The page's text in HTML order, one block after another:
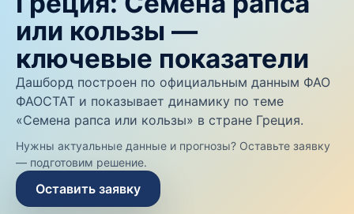
или кользы —
ключевые показатели
Дашборд построен по официальным данным ФАО
ФАОСТАТ и показывает динамику по теме
«Семена рапса или кользы» в стране Греция.
Нужны актуальные данные и прогнозы? Оставьте заявку
— подготовим решение.
Оставить заявку